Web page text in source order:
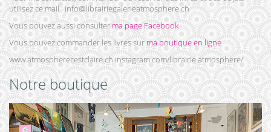
utilisez ce mail : info@librairiegalerieatmosphere.ch
Vous pouvez aussi consulterma page Facebook
Vous pouvez commander les livres surma boutique en ligne
www.atmospherecestclaire.ch instagram.com/librairie.atmosphere/
Notre boutique